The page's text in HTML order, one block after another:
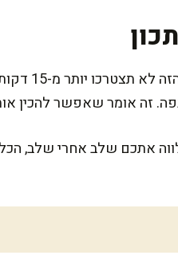
זה אומר שאפשר להכין
אתכם שלב אחרי שלב,